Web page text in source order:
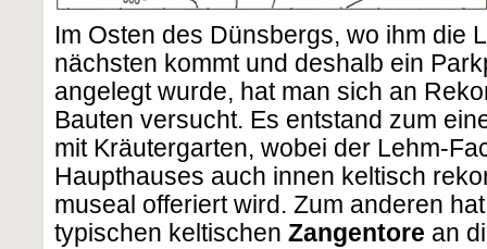
Im Osten des Dünsbergs, wo ihm die
nächsten kommt und deshalb ein
angelegt wurde, hat man sich an
Bauten versucht. Es entstand zum
mit Kräutergarten, wobei der Lehm-
Haupthauses auch innen keltisch
museal offeriert wird. Zum anderen
typischen keltischen Zangentore an